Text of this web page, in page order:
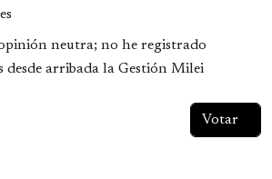
neutra; no he registrado
desde arribada la Gestión Milei